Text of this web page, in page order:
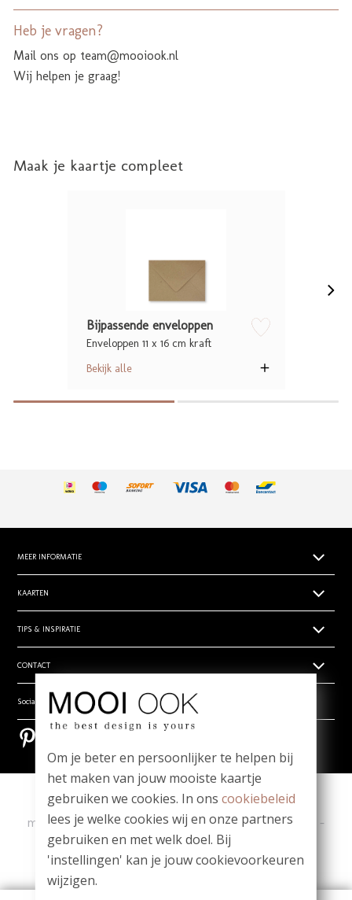
Heb je vragen?
Mail ons op team@mooiook.nl
Wij helpen je graag!
Maak je kaartje compleet
Bijpassende enveloppen
Enveloppen 11 x 16 cm kraft
Bekijk alle
MEER INFORMATIE
Papiersoorten
Levertijden
Prijsoverzicht
Algemene voorwaarden
Privacy verklaring
KAARTEN
Geboortekaartjes
Trouwkaarten zelf ontwerpen
Rouwdrukwerk
Stilgeboren kindje
Bestel een papierwaaier
TIPS & INSPIRATIE
Hippe en unieke babynamen
- Babynamen jongens
- Babynamen meisjes
- Babynamen unisex
Bloei mij! Groeipapier tips!
Meest gestelde vragen
CONTACT
Wie zijn wij
Vragen? Mail ons! team@mooiook.nl
Zakelijk drukwerk
Contact
Social media
Copyright| Contact|
ma t/m vr 09.00 - 12.00 u -Whatsapp: 06-1980 6980
-
team@mooiook.nl
© MOOI OOK 2026 |powered by DRN Cards 2026
Om je beter en persoonlijker te helpen bij
het maken van jouw mooiste kaartje
gebruiken we cookies. In ons cookiebeleid
lees je welke cookies wij en onze partners
gebruiken en met welk doel. Bij
'instellingen' kan je jouw cookievoorkeuren
wijzigen.